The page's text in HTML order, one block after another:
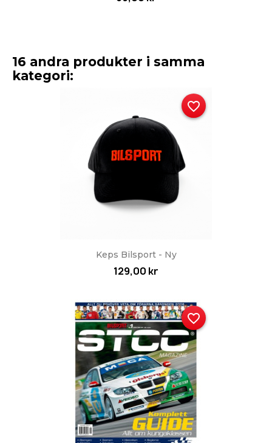
16 andra produkter i samma
kategori:
Keps Bilsport - Ny
129,00 kr
favorite_border
favorite_border